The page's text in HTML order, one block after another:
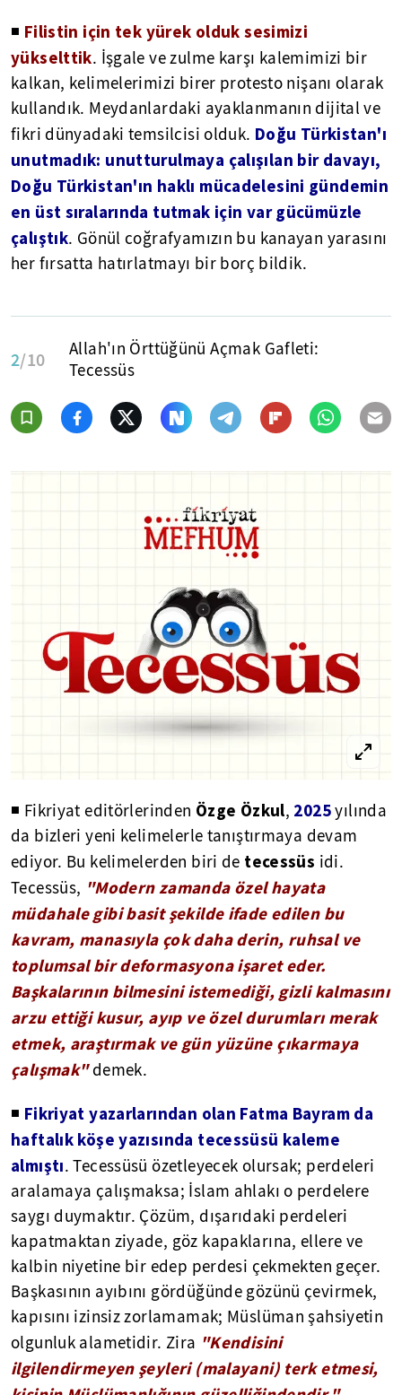
◾ Filistin için tek yürek olduk sesimizi
yükselttik. İşgale ve zulme karşı kalemimizi bir
kalkan, kelimelerimizi birer protesto nişanı olarak
kullandık. Meydanlardaki ayaklanmanın dijital ve
fikri dünyadaki temsilcisi olduk. Doğu Türkistan'ı
unutmadık: unutturulmaya çalışılan bir davayı,
Doğu Türkistan'ın haklı mücadelesini gündemin
en üst sıralarında tutmak için var gücümüzle
çalıştık. Gönül coğrafyamızın bu kanayan yarasını
her fırsatta hatırlatmayı bir borç bildik.
2/10
Allah'ın Örttüğünü Açmak Gafleti:
Tecessüs
◾ Fikriyat editörlerinden Özge Özkul, 2025yılında
da bizleri yeni kelimelerle tanıştırmaya devam
ediyor. Bu kelimelerden biri de tecessüs idi.
Tecessüs, "Modern zamanda özel hayata
müdahale gibi basit şekilde ifade edilen bu
kavram, manasıyla çok daha derin, ruhsal ve
toplumsal bir deformasyona işaret eder.
Başkalarının bilmesini istemediği, gizli kalmasını
arzu ettiği kusur, ayıp ve özel durumları merak
etmek, araştırmak ve gün yüzüne çıkarmaya
çalışmak"demek.
◾ Fikriyat yazarlarından olan Fatma Bayram da
haftalık köşe yazısında tecessüsü kaleme
almıştı. Tecessüsü özetleyecek olursak; perdeleri
aralamaya çalışmaksa; İslam ahlakı o perdelere
saygı duymaktır. Çözüm, dışarıdaki perdeleri
kapatmaktan ziyade, göz kapaklarına, ellere ve
kalbin niyetine bir edep perdesi çekmekten geçer.
Başkasının ayıbını gördüğünde gözünü çevirmek,
kapısını izinsiz zorlamamak; Müslüman şahsiyetin
olgunluk alametidir. Zira "Kendisini
ilgilendirmeyen şeyleri (malayani) terk etmesi,